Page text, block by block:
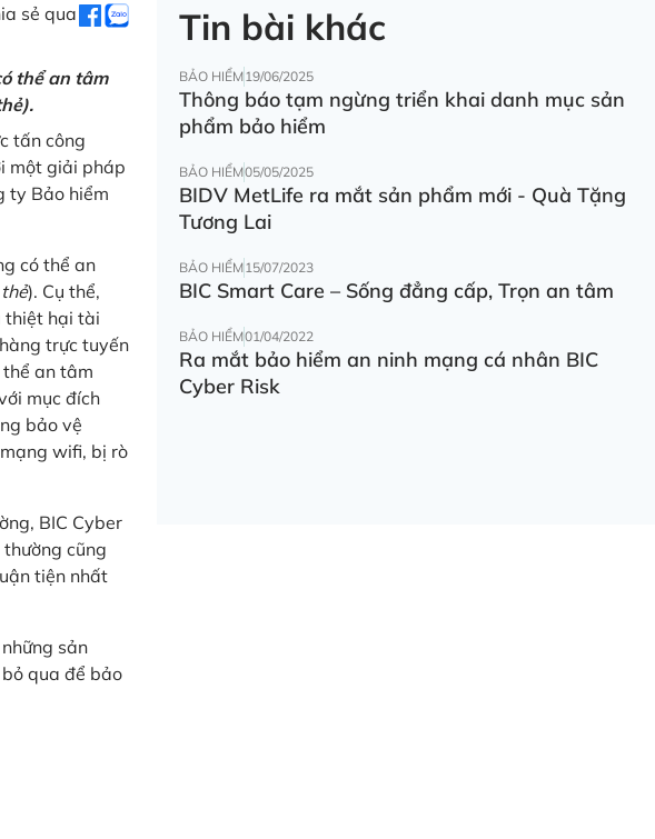
sẻ qua
thể an tâm
tấn công
một giải pháp
ty Bảo hiểm
có thể an
). Cụ thể,
thiệt hại tài
trực tuyến
an tâm
mục đích
bảo vệ
wifi, bị rò
BIC Cyber
cũng
tiện nhất
sản
qua để bảo
Tin bài khác
BẢO HIỂM19/06/2025
Thông báo tạm ngừng triển khai danh mục sản
phẩm bảo hiểm
BẢO HIỂM05/05/2025
BIDV MetLife ra mắt sản phẩm mới - Quà Tặng
Tương Lai
BẢO HIỂM15/07/2023
BIC Smart Care – Sống đẳng cấp, Trọn an tâm
BẢO HIỂM01/04/2022
Ra mắt bảo hiểm an ninh mạng cá nhân BIC
Cyber Risk